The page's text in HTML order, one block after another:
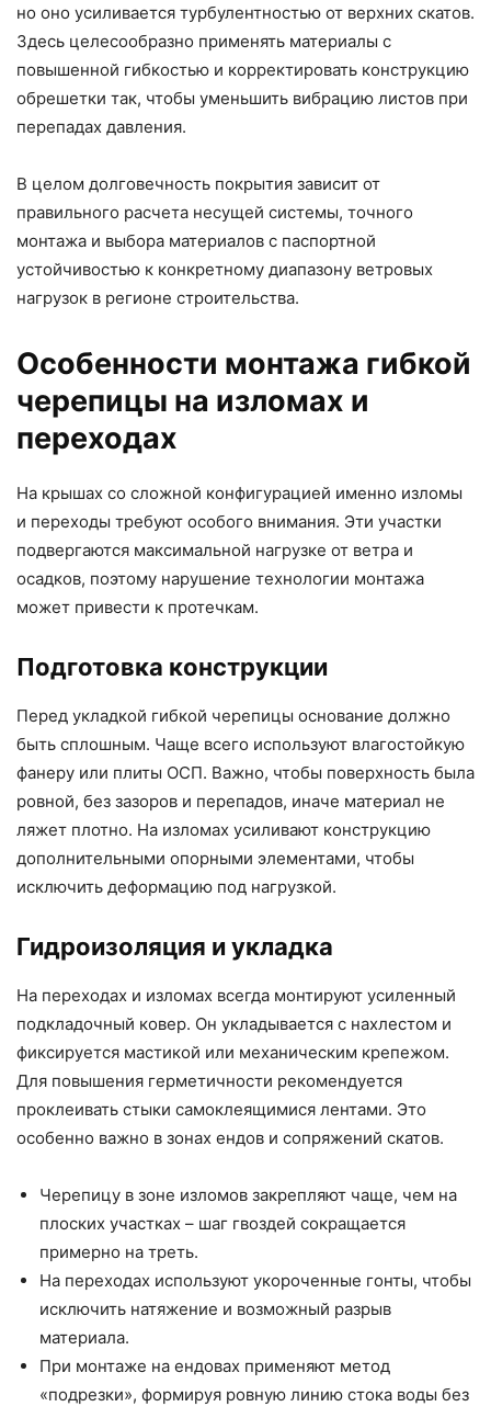
но оно усиливается турбулентностью от верхних скатов.
Здесь целесообразно применять материалы с
повышенной гибкостью и корректировать конструкцию
обрешетки так, чтобы уменьшить вибрацию листов при
перепадах давления.
В целом долговечность покрытия зависит от
правильного расчета несущей системы, точного
монтажа и выбора материалов с паспортной
устойчивостью к конкретному диапазону ветровых
нагрузок в регионе строительства.
Особенности монтажа гибкой
черепицы на изломах и
переходах
На крышах со сложной конфигурацией именно изломы
и переходы требуют особого внимания. Эти участки
подвергаются максимальной нагрузке от ветра и
осадков, поэтому нарушение технологии монтажа
может привести к протечкам.
Подготовка конструкции
Перед укладкой гибкой черепицы основание должно
быть сплошным. Чаще всего используют влагостойкую
фанеру или плиты ОСП. Важно, чтобы поверхность была
ровной, без зазоров и перепадов, иначе материал не
ляжет плотно. На изломах усиливают конструкцию
дополнительными опорными элементами, чтобы
исключить деформацию под нагрузкой.
Гидроизоляция и укладка
На переходах и изломах всегда монтируют усиленный
подкладочный ковер. Он укладывается с нахлестом и
фиксируется мастикой или механическим крепежом.
Для повышения герметичности рекомендуется
проклеивать стыки самоклеящимися лентами. Это
особенно важно в зонах ендов и сопряжений скатов.
Черепицу в зоне изломов закрепляют чаще, чем на
плоских участках – шаг гвоздей сокращается
примерно на треть.
На переходах используют укороченные гонты, чтобы
исключить натяжение и возможный разрыв
материала.
При монтаже на ендовах применяют метод
«подрезки», формируя ровную линию стока воды без